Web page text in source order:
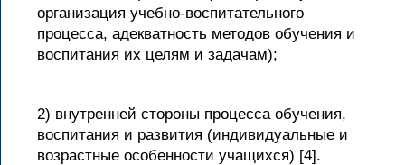
организация учебно-воспитательного
процесса, адекватность методов обучения и
воспитания их целям и задачам);
2) внутренней стороны процесса обучения,
воспитания и развития (индивидуальные и
возрастные особенности учащихся) [4].